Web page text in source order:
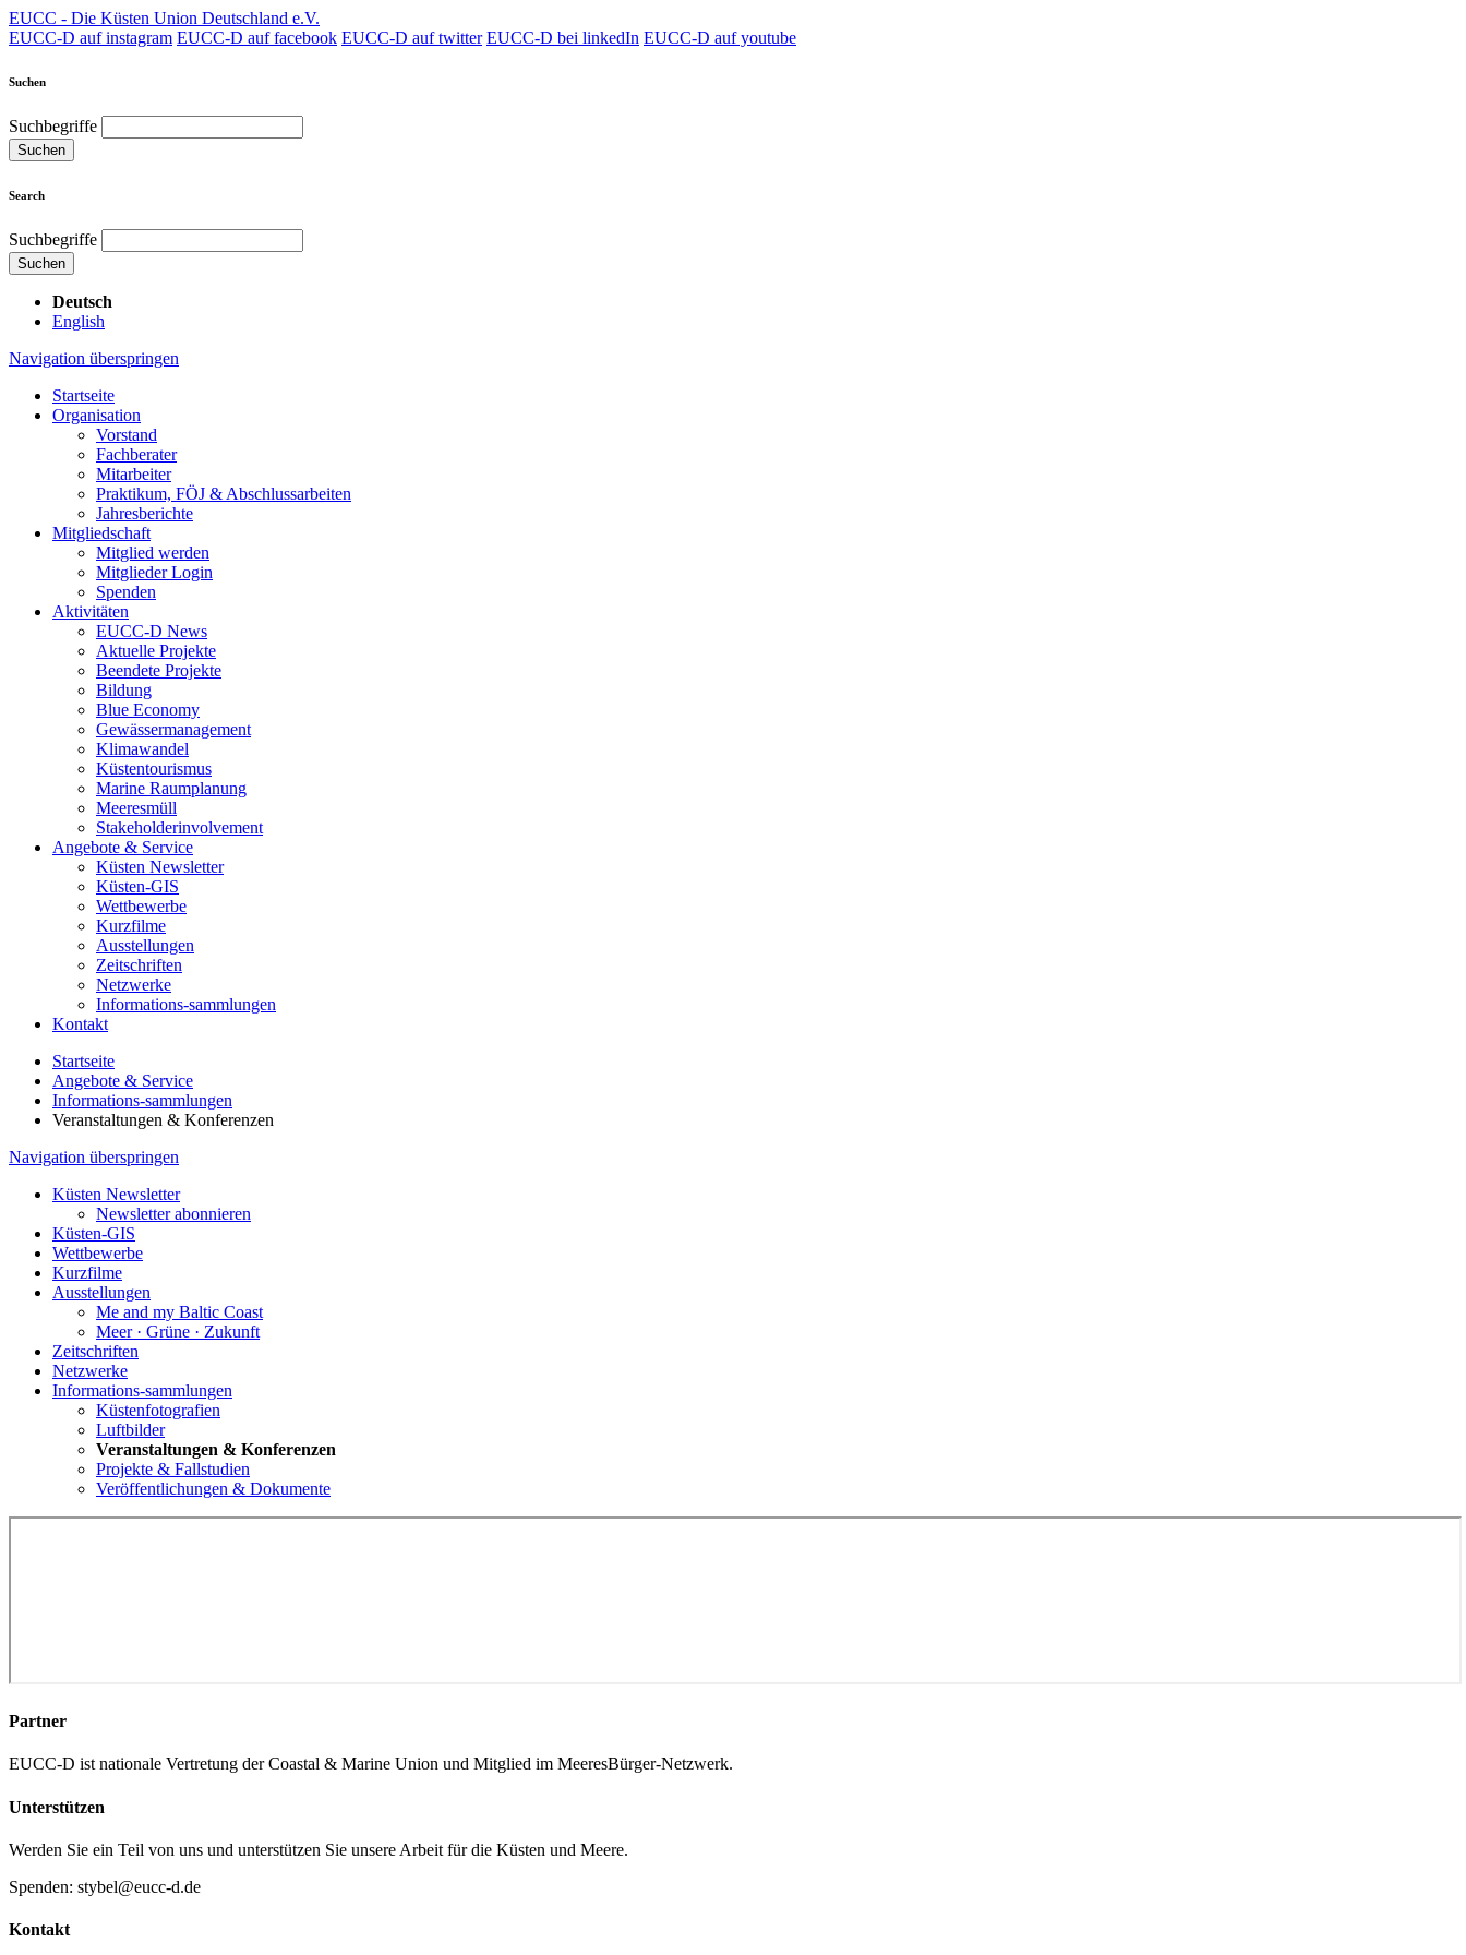
EUCC - Die Küsten Union Deutschland e.V.
EUCC-D auf instagram EUCC-D auf facebook EUCC-D auf twitter EUCC-D bei linkedIn EUCC-D auf youtube
Suchen
Suchbegriffe
Suchen
Search
Suchbegriffe
Suchen
Deutsch
English
Navigation überspringen
Startseite
Organisation
Vorstand
Fachberater
Mitarbeiter
Praktikum, FÖJ & Abschlussarbeiten
Jahresberichte
Mitgliedschaft
Mitglied werden
Mitglieder Login
Spenden
Aktivitäten
EUCC-D News
Aktuelle Projekte
Beendete Projekte
Bildung
Blue Economy
Gewässermanagement
Klimawandel
Küstentourismus
Marine Raumplanung
Meeresmüll
Stakeholderinvolvement
Angebote & Service
Küsten Newsletter
Küsten-GIS
Wettbewerbe
Kurzfilme
Ausstellungen
Zeitschriften
Netzwerke
Informations-sammlungen
Kontakt
Startseite
Angebote & Service
Informations-sammlungen
Veranstaltungen & Konferenzen
Navigation überspringen
Küsten Newsletter
Newsletter abonnieren
Küsten-GIS
Wettbewerbe
Kurzfilme
Ausstellungen
Me and my Baltic Coast
Meer · Grüne · Zukunft
Zeitschriften
Netzwerke
Informations-sammlungen
Küstenfotografien
Luftbilder
Veranstaltungen & Konferenzen
Projekte & Fallstudien
Veröffentlichungen & Dokumente
Partner
EUCC-D ist nationale Vertretung der Coastal & Marine Union und Mitglied im MeeresBürger-Netzwerk.
Unterstützen
Werden Sie ein Teil von uns und unterstützen Sie unsere Arbeit für die Küsten und Meere.
Spenden: stybel@eucc-d.de
Kontakt